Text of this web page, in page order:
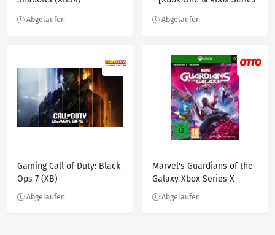
Gaming Call of Duty: Black
Ops 7 (XB)
Marvel's Guardians of the
Galaxy Xbox Series X